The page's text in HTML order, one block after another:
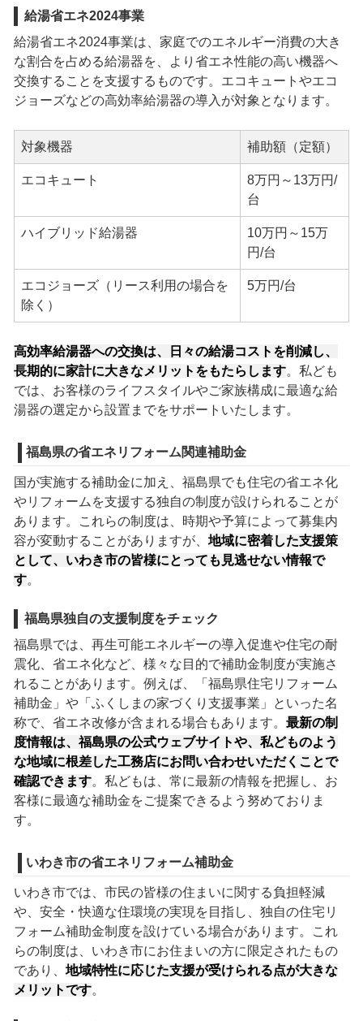
給湯省エネ2024事業
給湯省エネ2024事業は、家庭でのエネルギー消費の大き
な割合を占める給湯器を、より省エネ性能の高い機器へ
交換することを支援するものです。エコキュートやエコ
ジョーズなどの高効率給湯器の導入が対象となります。
対象機器 補助額（定額）
エコキュート
8万円～13万円/
台
ハイブリッド給湯器
10万円～15万
円/台
エコジョーズ（リース利用の場合を
除く）
5万円/台
高効率給湯器への交換は、日々の給湯コストを削減し、
長期的に家計に大きなメリットをもたらします。私ども
では、お客様のライフスタイルやご家族構成に最適な給
湯器の選定から設置までをサポートいたします。
福島県の省エネリフォーム関連補助金
国が実施する補助金に加え、福島県でも住宅の省エネ化
やリフォームを支援する独自の制度が設けられることが
あります。これらの制度は、時期や予算によって募集内
容が変動することがありますが、 地域に密着した支援策
として、いわき市の皆様にとっても見逃せない情報で
す。
福島県独自の支援制度をチェック
福島県では、再生可能エネルギーの導入促進や住宅の耐
震化、省エネ化など、様々な目的で補助金制度が実施さ
れることがあります。例えば、「福島県住宅リフォーム
補助金」や「ふくしまの家づくり支援事業」といった名
称で、省エネ改修が含まれる場合もあります。 最新の制
度情報は、福島県の公式ウェブサイトや、私どものよう
な地域に根差した工務店にお問い合わせいただくことで
確認できます。私どもは、常に最新の情報を把握し、お
客様に最適な補助金をご提案できるよう努めておりま
す。
いわき市の省エネリフォーム補助金
いわき市では、市民の皆様の住まいに関する負担軽減
や、安全・快適な住環境の実現を目指し、独自の住宅リ
フォーム補助金制度を設けている場合があります。これ
らの制度は、いわき市にお住まいの方に限定されたもの
であり、 地域特性に応じた支援が受けられる点が大きな
メリットです。